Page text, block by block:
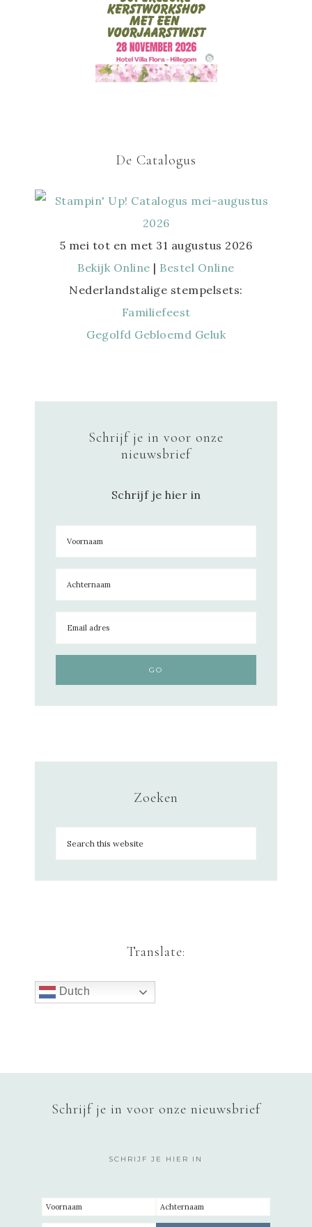
De Catalogus
5 mei tot en met 31 augustus 2026
Bekijk Online | Bestel Online
Nederlandstalige stempelsets:
Familiefeest
Gegolfd Gebloemd Geluk
Schrijf je in voor onze
nieuwsbrief
Schrijf je hier in
Zoeken
Translate:
Dutch
Schrijf je in voor onze nieuwsbrief
SCHRIJF JE HIER IN